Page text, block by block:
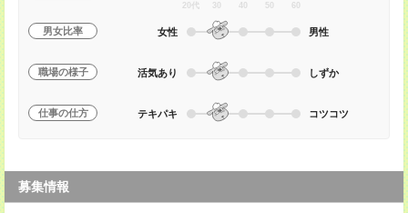
20代 30 40 50 60
男女比率 女性 男性
職場の様子 活気あり しずか
仕事の仕方 テキパキ コツコツ
募集情報